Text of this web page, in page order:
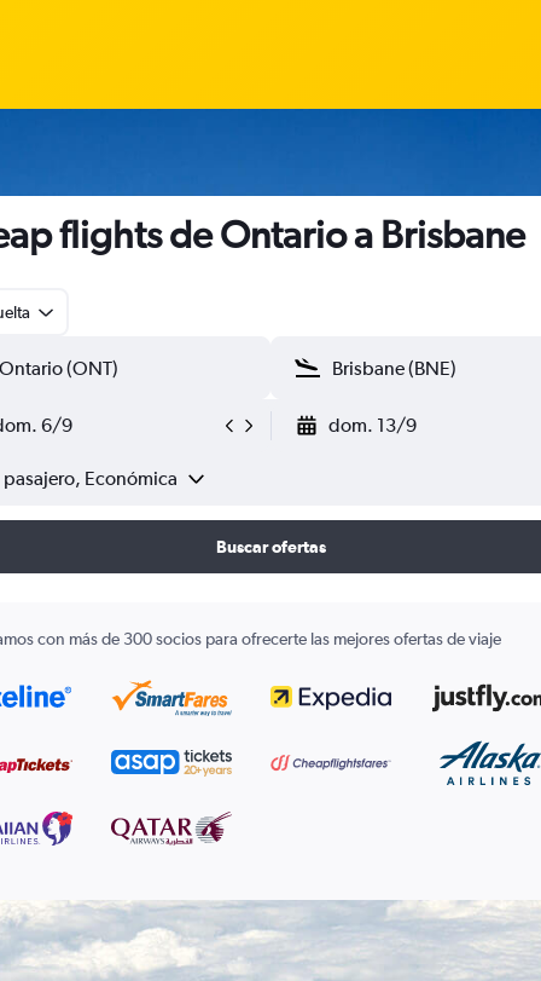
flights de Ontario a Brisbane
6/9 dom. 13/9
pasajero, Económica
Buscar ofertas
con más de 300 socios para ofrecerte las mejores ofertas de viaje